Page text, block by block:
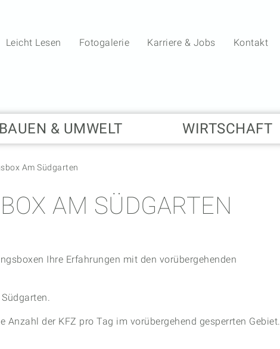
Leicht Lesen Fotogalerie Karriere & Jobs Kontakt
BAUEN & UMWELT WIRTSCHAFT
Am Südgarten
AM SÜDGARTEN
Ihre Erfahrungen mit den vorübergehenden
Anzahl der KFZ pro Tag im vorübergehend gesperrten Gebiet.
20.05.2027